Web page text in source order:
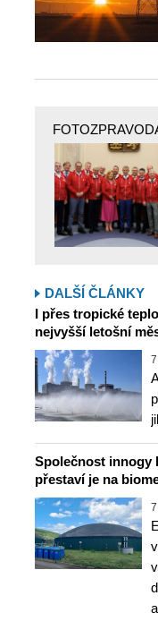
DALŠÍ ČLÁNKY
I přes tropické
nejvyšší letošní
Společnost innogy
přestaví je na